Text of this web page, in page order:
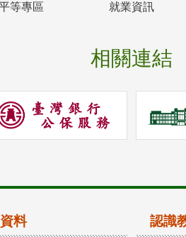
等專區 就業資訊
相關連結
料 認識